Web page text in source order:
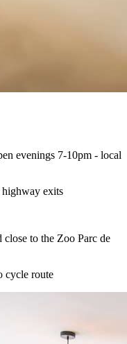
evenings 7-10pm - local
exits
to the Zoo Parc de
cycle route